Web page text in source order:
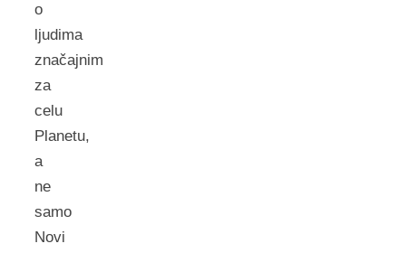
o
ljudima
značajnim
za
celu
Planetu,
a
ne
samo
Novi